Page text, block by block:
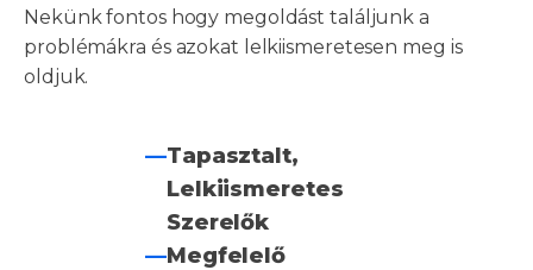
Nekünk fontos hogy megoldást találjunk a
problémákra és azokat lelkiismeretesen meg is
oldjuk.
—Tapasztalt,
Lelkiismeretes
Szerelők
—Megfelelő